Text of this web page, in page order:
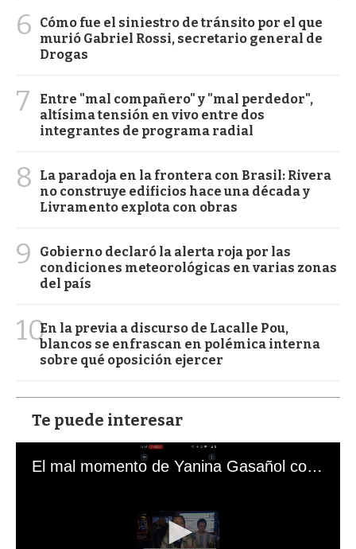
6
Cómo fue el siniestro de tránsito por el que
murió Gabriel Rossi, secretario general de
Drogas
7
Entre "mal compañero" y "mal perdedor",
altísima tensión en vivo entre dos
integrantes de programa radial
8
La paradoja en la frontera con Brasil: Rivera
no construye edificios hace una década y
Livramento explota con obras
9
Gobierno declaró la alerta roja por las
condiciones meteorológicas en varias zonas
del país
10En la previa a discurso de Lacalle Pou,
blancos se enfrascan en polémica interna
sobre qué oposición ejercer
Te puede interesar
El mal momento de Yanina Gasañol con un hincha argentino en "Subrayado"